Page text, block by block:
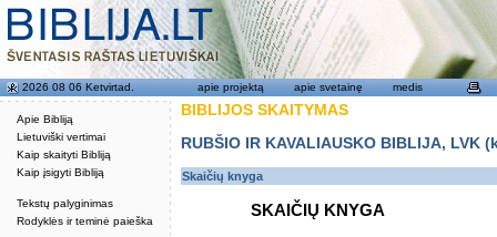
Apie Bibliją
Lietuviški vertimai
Kaip skaityti Bibliją
Kaip įsigyti Bibliją
Tekstų palyginimas
Rodyklės ir teminė paieška
2026 08 06 Ketvirtad. apie projektą apie svetainę medis
BIBLIJOS SKAITYMAS
RUBŠIO IR KAVALIAUSKO BIBLIJA,
Skaičių knyga
SKAIČIŲ KNYGA